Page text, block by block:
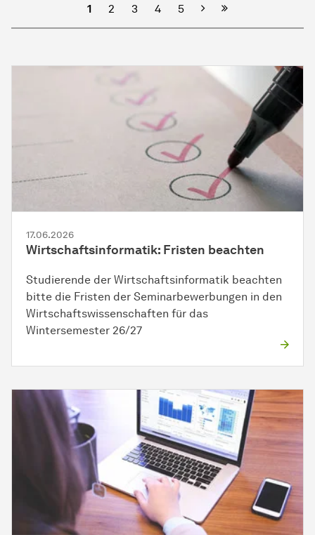
1 2 3 4 5 Nächste
17.06.2026
Wirtschaftsinformatik: Fristen beachten
Studierende der Wirtschaftsinformatik beachten
bitte die Fristen der Seminarbewerbungen in den
Wirtschaftswissenschaften für das
Wintersemester 26/27